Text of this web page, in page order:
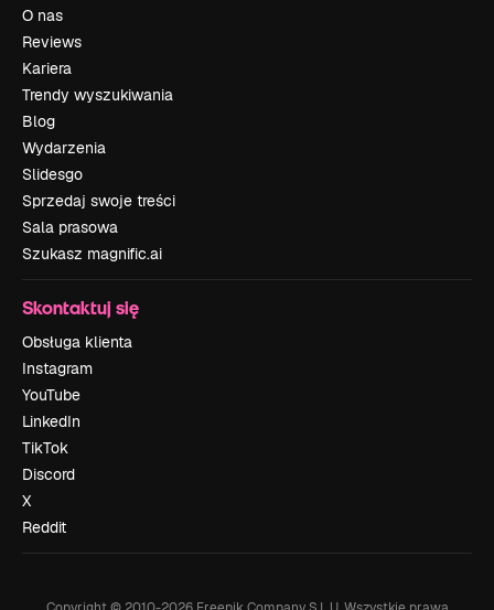
O nas
Reviews
Kariera
Trendy wyszukiwania
Blog
Wydarzenia
Slidesgo
Sprzedaj swoje treści
Sala prasowa
Szukasz magnific.ai
Skontaktuj się
Obsługa klienta
Instagram
YouTube
LinkedIn
TikTok
Discord
X
Reddit